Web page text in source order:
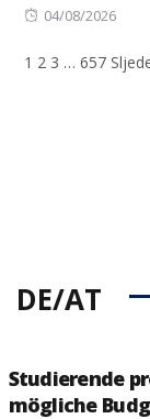
Posted
04/08/2026
1 2 3 … 657
DE/AT
Studierende
mögliche